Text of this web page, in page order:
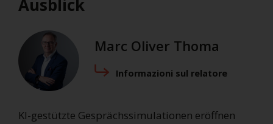
Ausblick
Marc Oliver Thoma
Informazioni sul relatore
KI-gestützte Gesprächssimulationen eröffnen